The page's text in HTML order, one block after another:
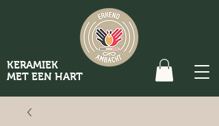
KERAMIEK
MET EEN HART